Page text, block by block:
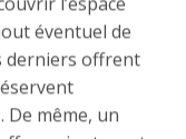
éventuel de
offrent
même, un
ajouteront